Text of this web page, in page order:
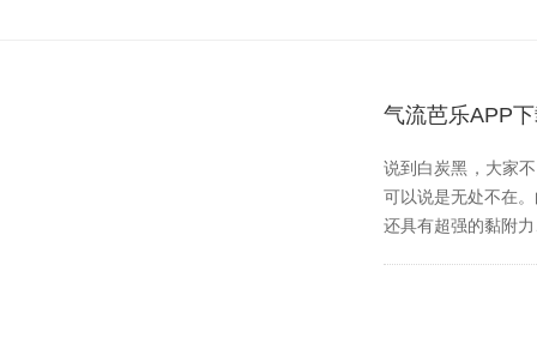
气流芭乐APP
说到白炭黑，大家
可以说是无处不在
还具有超强的黏附力